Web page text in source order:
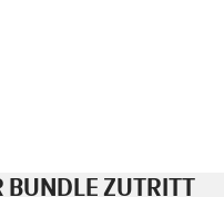
BUNDLE ZUTRITT